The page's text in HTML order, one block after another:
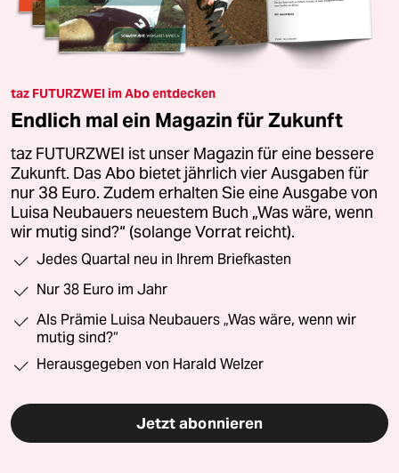
taz FUTURZWEI im Abo entdecken
Endlich mal ein Magazin für Zukunft
taz FUTURZWEI ist unser Magazin für eine bessere
Zukunft. Das Abo bietet jährlich vier Ausgaben für
nur 38 Euro. Zudem erhalten Sie eine Ausgabe von
Luisa Neubauers neuestem Buch „Was wäre, wenn
wir mutig sind?“ (solange Vorrat reicht).
Jedes Quartal neu in Ihrem Briefkasten
Nur 38 Euro im Jahr
Als Prämie Luisa Neubauers „Was wäre, wenn wir
mutig sind?“
Herausgegeben von Harald Welzer
Jetzt abonnieren